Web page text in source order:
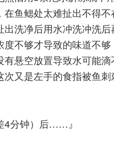
鱼鳃处太难扯出不得
洗净后用水冲洗冲洗
不够才导致的味道不
悬空放置导致水可能滴
次又是左手的食指被鱼
4分钟）后……』